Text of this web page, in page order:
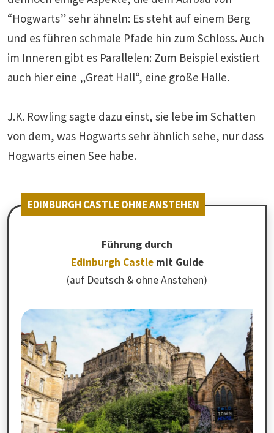
“Hogwarts” sehr ähneln: Es steht auf einem Berg
und es führen schmale Pfade hin zum Schloss. Auch
im Inneren gibt es Parallelen: Zum Beispiel existiert
auch hier eine „Great Hall“, eine große Halle.
J.K. Rowling sagte dazu einst, sie lebe im Schatten
von dem, was Hogwarts sehr ähnlich sehe, nur dass
Hogwarts einen See habe.
EDINBURGH CASTLE OHNE ANSTEHEN
Führung durch
Edinburgh Castlemit Guide
(auf Deutsch & ohne Anstehen)